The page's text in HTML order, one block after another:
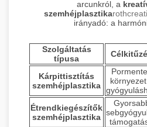
arcunkról, a
szemhéjplasztika
irányadó: a
Szolgáltatás
típusa
Kárpittisztítás
szemhéjplasztika
Étrendkiegészítők
szemhéjplasztika